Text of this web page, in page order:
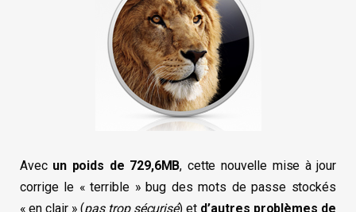
Avec un poids de 729,6MB, cette nouvelle mise à jour
corrige le « terrible » bug des mots de passe stockés
« en clair » (pas trop sécurisé) et d’autres problèmes de